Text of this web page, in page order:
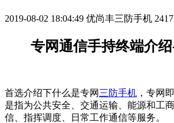
2019-08-02 18:04:49 优尚丰三防手机 2417
专网通信手持终端介
首选介绍下什么是专网 三防手机 ，专网
是指为公共安全、交通运输、能源和工
信、指挥调度、日常工作通信等服务。